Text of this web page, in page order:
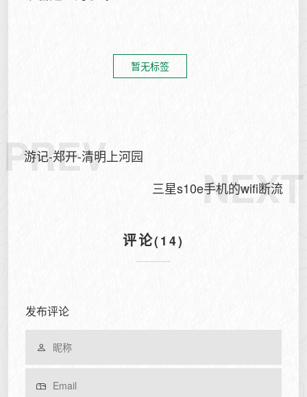
暂无标签
PREV
游记-郑开-清明上河园
NEXT
三星s10e手机的wifi断流
评论(14)
发布评论